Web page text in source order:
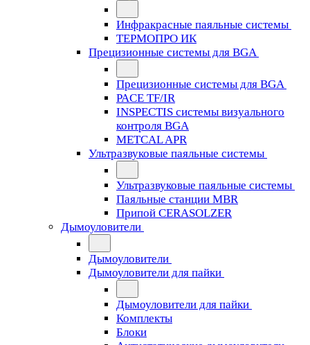
Инфракрасные паяльные системы
ТЕРМОПРО ИК
Прецизионные системы для BGA
Прецизионные системы для BGA
PACE TF/IR
INSPECTIS системы визуального
контроля BGA
METCAL APR
Ультразвуковые паяльные системы
Ультразвуковые паяльные системы
Паяльные станции MBR
Припой CERASOLZER
Дымоуловители
Дымоуловители
Дымоуловители для пайки
Дымоуловители для пайки
Комплекты
Блоки